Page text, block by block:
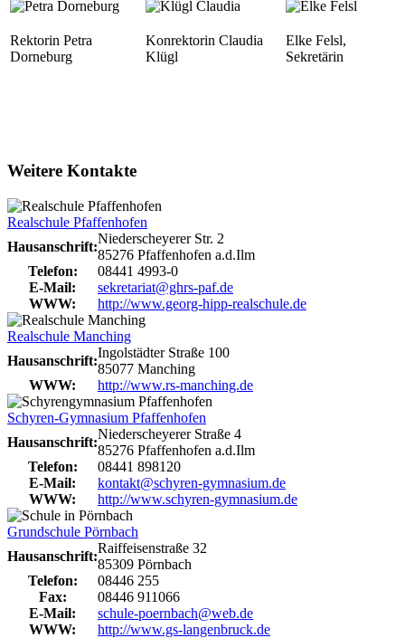
Rektorin Petra
Dorneburg
Konrektorin Claudia
Klügl
Elke Felsl,
Sekretärin
Weitere Kontakte
Realschule Pfaffenhofen
Hausanschrift:
Niederscheyerer Str. 2
85276 Pfaffenhofen a.d.Ilm
Telefon:
08441 4993-0
E-Mail:
sekretariat@ghrs-paf.de
WWW:
http://www.georg-hipp-realschule.de
Realschule Manching
Hausanschrift:
Ingolstädter Straße 100
85077 Manching
WWW:
http://www.rs-manching.de
Schyren-Gymnasium Pfaffenhofen
Hausanschrift:
Niederscheyerer Straße 4
85276 Pfaffenhofen a.d.Ilm
Telefon:
08441 898120
E-Mail:
kontakt@schyren-gymnasium.de
WWW:
http://www.schyren-gymnasium.de
Grundschule Pörnbach
Hausanschrift:
Raiffeisenstraße 32
85309 Pörnbach
Telefon:
08446 255
Fax:
08446 911066
E-Mail:
schule-poernbach@web.de
WWW:
http://www.gs-langenbruck.de